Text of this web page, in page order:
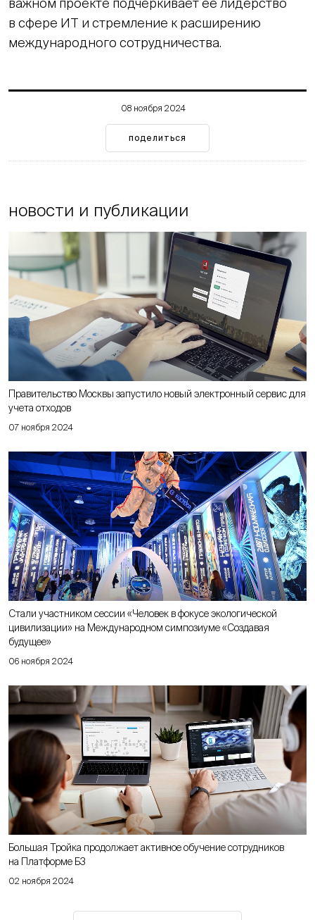
важном проекте подчеркивает её лидерство
в сфере ИТ и стремление к расширению
международного сотрудничества.
08 ноября 2024
поделиться
новости и публикации
07 ноября 2024
Правительство Москвы запустило новый электронный сервис для
учета отходов
06 ноября 2024
Стали участником сессии «Человек в фокусе экологической
цивилизации» на Международном симпозиуме «Создавая
будущее»
02 ноября 2024
Большая Тройка продолжает активное обучение сотрудников
на Платформе Б3